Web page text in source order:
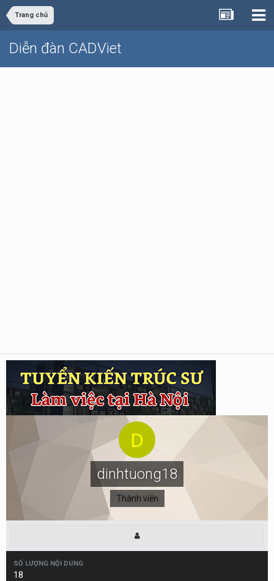
Trang chủ
Diễn đàn CADViet
dinhtuong18
Thành viên
SỐ LƯỢNG NỘI DUNG
18